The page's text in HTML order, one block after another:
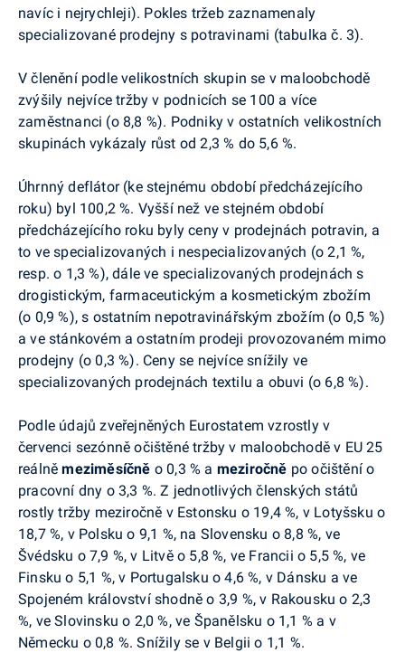
navíc i nejrychleji). Pokles tržeb zaznamenaly
specializované prodejny s potravinami (tabulka č. 3).
V členění podle velikostních skupin se v maloobchodě
zvýšily nejvíce tržby v podnicích se 100 a více
zaměstnanci (o 8,8 %). Podniky v ostatních velikostních
skupinách vykázaly růst od 2,3 % do 5,6 %.
Úhrnný deflátor (ke stejnému období předcházejícího
roku) byl 100,2 %. Vyšší než ve stejném období
předcházejícího roku byly ceny v prodejnách potravin, a
to ve specializovaných i nespecializovaných (o 2,1 %,
resp. o 1,3 %), dále ve specializovaných prodejnách s
drogistickým, farmaceutickým a kosmetickým zbožím
(o 0,9 %), s ostatním nepotravinářským zbožím (o 0,5 %)
a ve stánkovém a ostatním prodeji provozovaném mimo
prodejny (o 0,3 %). Ceny se nejvíce snížily ve
specializovaných prodejnách textilu a obuvi (o 6,8 %).
Podle údajů zveřejněných Eurostatem vzrostly v
červenci sezónně očištěné tržby v maloobchodě v EU 25
reálněmeziměsíčně o 0,3 % a meziročně po očištění o
pracovní dny o 3,3 %. Z jednotlivých členských států
rostly tržby meziročně v Estonsku o 19,4 %, v Lotyšsku o
18,7 %, v Polsku o 9,1 %, na Slovensku o 8,8 %, ve
Švédsku o 7,9 %, v Litvě o 5,8 %, ve Francii o 5,5 %, ve
Finsku o 5,1 %, v Portugalsku o 4,6 %, v Dánsku a ve
Spojeném království shodně o 3,9 %, v Rakousku o 2,3
%, ve Slovinsku o 2,0 %, ve Španělsku o 1,1 % a v
Německu o 0,8 %. Snížily se v Belgii o 1,1 %.